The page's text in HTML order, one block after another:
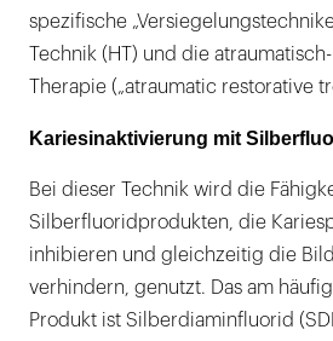
spezifische
Technik (HT) und die
Therapie („atraumatic restorative
Kariesinaktivierung mit
Bei dieser Technik wird die
Silberfluoridprodukten, die
inhibieren und gleichzeitig die
verhindern, genutzt. Das am
Produkt ist Silberdiaminfluorid